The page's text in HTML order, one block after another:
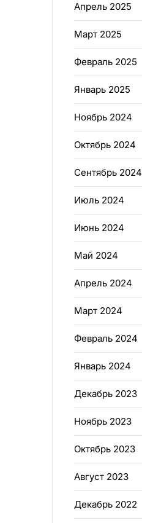
Апрель 2025
Март 2025
Февраль 2025
Январь 2025
Ноябрь 2024
Октябрь 2024
Сентябрь 2024
Июль 2024
Июнь 2024
Май 2024
Апрель 2024
Март 2024
Февраль 2024
Январь 2024
Декабрь 2023
Ноябрь 2023
Октябрь 2023
Август 2023
Декабрь 2022